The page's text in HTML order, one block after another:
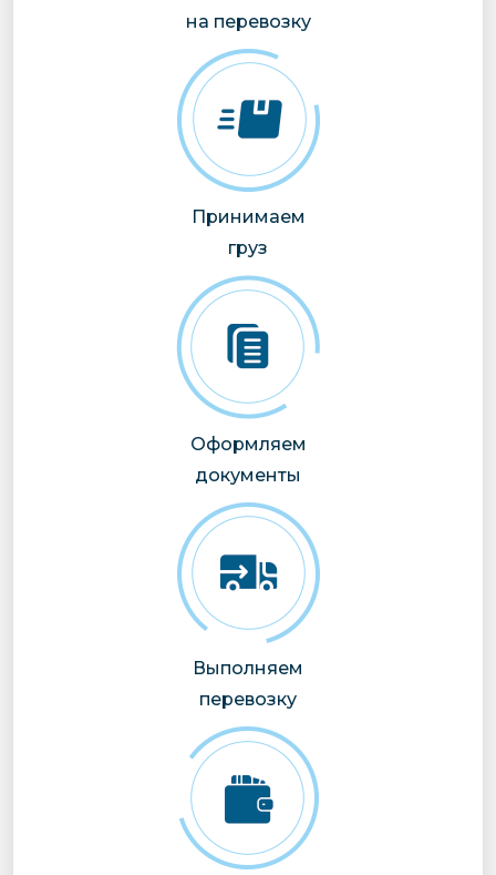
на перевозку
Принимаем
груз
Оформляем
документы
Выполняем
перевозку